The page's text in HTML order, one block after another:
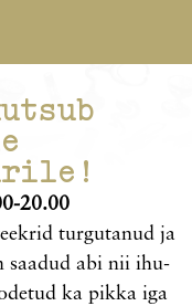
20.00
turgutanud ja
saadud abi nii ihu-
ka pikka iga